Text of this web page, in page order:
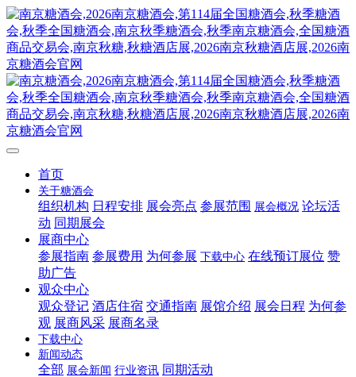
首页
关于糖酒会
组织机构 日程安排 展会亮点 参展范围 展会概况 论坛活
动 同期展会
展商中心
参展指南 参展费用 为何参展 下载中心 在线预订展位 赞
助广告
观众中心
观众登记 酒店住宿 交通指南 展馆介绍 展会日程 为何参
观 展商风采 展商名录
下载中心
新闻动态
全部 展会新闻 行业资讯 同期活动